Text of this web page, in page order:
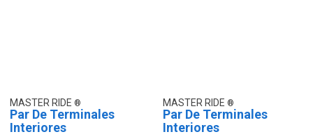
MASTER RIDE
Par De Terminales
Interiores
MASTER RIDE
Par De Terminales
Interiores